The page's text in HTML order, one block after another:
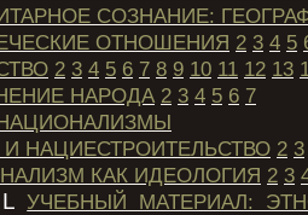
СОЗНАНИЕ:
ОТНОШЕНИЯ 2 3 4 5
2 3 4 5 6 7 8 9 10 11 12 13
НАРОДА 2 3 4 5 6 7
НАЦИЕСТРОИТЕЛЬСТВО 2 3
КАК ИДЕОЛОГИЯ 2 3
УЧЕБНЫЙ МАТЕРИАЛ: